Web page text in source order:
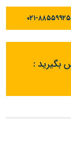
۰۲۱-۸۸۵۵۹۹۲۵
بگیرید :